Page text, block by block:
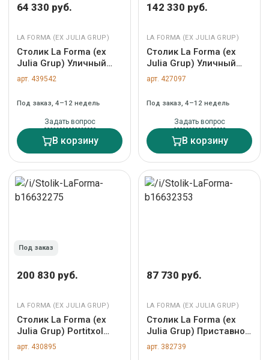
64 330 руб.
LA FORMA (ЕХ JULIA GRUP)
Столик La Forma (ех
Julia Grup) Уличный
приставной столик
Mesquida из керамики
35 см арт. 482305
арт. 439542
Под заказ, 4–12 недель
Задать вопрос
В корзину
142 330 руб.
LA FORMA (ЕХ JULIA GRUP)
Столик La Forma (ех
Julia Grup) Уличный
столик Garbet из
коричневого бетона,
482243
арт. 427097
Под заказ, 4–12 недель
Задать вопрос
В корзину
Под заказ
200 830 руб.
LA FORMA (ЕХ JULIA GRUP)
Столик La Forma (ех
Julia Grup) Portitxol
Журнальный столик из
массива тикового
арт. 430895
87 730 руб.
LA FORMA (ЕХ JULIA GRUP)
Столик La Forma (ех
Julia Grup) Приставной
столик Wilshire из
стали с закаленным
арт. 382739